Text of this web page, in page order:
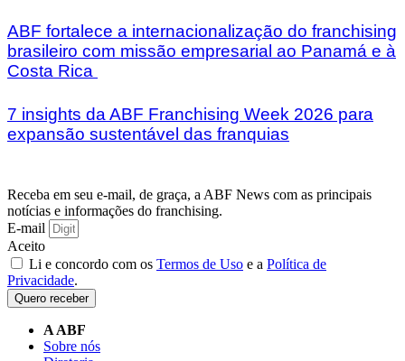
ABF fortalece a internacionalização do franchising
brasileiro com missão empresarial ao Panamá e à
Costa Rica
7 insights da ABF Franchising Week 2026 para
expansão sustentável das franquias
Receba em seu e-mail, de graça, a ABF News com as principais
notícias e informações do franchising.
E-mail
Aceito
Li e concordo com os Termos de Uso e a Política de
Privacidade.
Quero receber
A ABF
Sobre nós